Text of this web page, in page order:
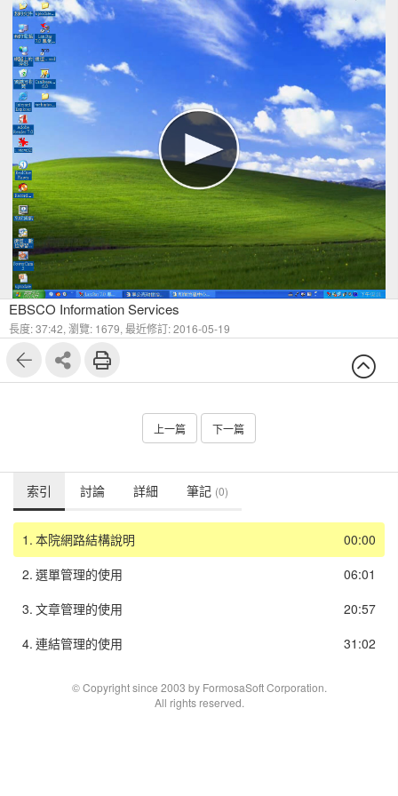
1
EBSCO Information Services
長度: 37:42, 瀏覽: 1679, 最近修訂: 2016-05-19
上一篇 下一篇
索引 討論 詳細 筆記 (0)
00:00
1. 本院網路結構說明
06:01
2. 選單管理的使用
20:57
3. 文章管理的使用
31:02
4. 連結管理的使用
© Copyright since 2003 by FormosaSoft Corporation.
All rights reserved.